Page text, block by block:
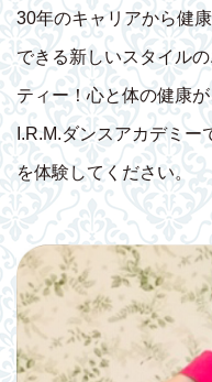
30年のキャリアから健
できる新しいスタイル
ティー！心と体の健康
I.R.M.ダンスアカデミ
を体験してください。